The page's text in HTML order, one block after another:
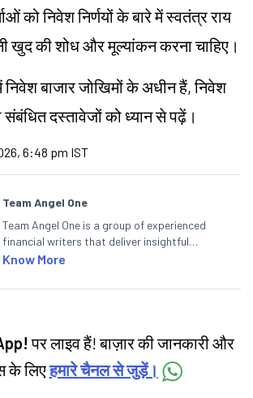
को निवेश निर्णयों के बारे में स्वतंत्र राय
खुद की शोध और मूल्यांकन करना चाहिए।
निवेश बाजार जोखिमों के अधीन हैं, निवेश
दस्तावेजों को ध्यान से पढ़ें।
6:48 pm IST
Team Angel One
Team Angel One is a group of experienced
financial writers that deliver insightful
articles on the stock market, IPO, economy,
categories.
Know More
पर लाइव हैं! बाज़ार की जानकारी और
के लिएहमारे चैनल से जुड़ें।